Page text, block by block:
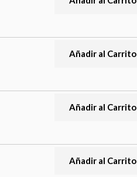
Añadir al Carrito
Añadir al Carrito
Añadir al Carrito